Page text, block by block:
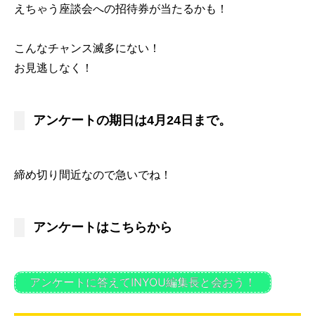
えちゃう座談会への招待券が当たるかも！
こんなチャンス滅多にない！
お見逃しなく！
アンケートの期日は4月24日まで。
締め切り間近なので急いでね！
アンケートはこちらから
アンケートに答えてINYOU編集長と会おう！